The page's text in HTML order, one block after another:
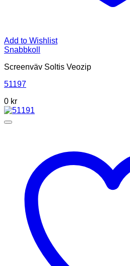
Add to Wishlist
Snabbkoll
Screenväv Soltis Veozip
51197
0 kr